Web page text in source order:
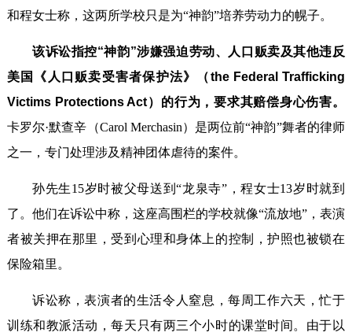
和程女士称，这两所学校只是为“神韵”培养劳动力的幌子。
该诉讼指控“神韵”涉嫌强迫劳动、人口贩卖及其他违反
美国《人口贩卖受害者保护法》（the Federal Trafficking
Victims Protections Act）的行为，要求其赔偿身心伤害。
卡罗尔·默查辛（Carol Merchasin）是两位前“神韵”舞者的律师
之一，专门处理涉及精神团体虐待的案件。
孙先生15岁时被父母送到“龙泉寺”，程女士13岁时就到
了。他们在诉讼中称，这座高围栏的学校就像“流放地”，表演
者被关押在那里，受到心理和身体上的控制，护照也被锁在
保险箱里。
诉讼称，表演者的生活令人窒息，每周工作六天，忙于
训练和教派活动，每天只有两三个小时的课堂时间。由于以